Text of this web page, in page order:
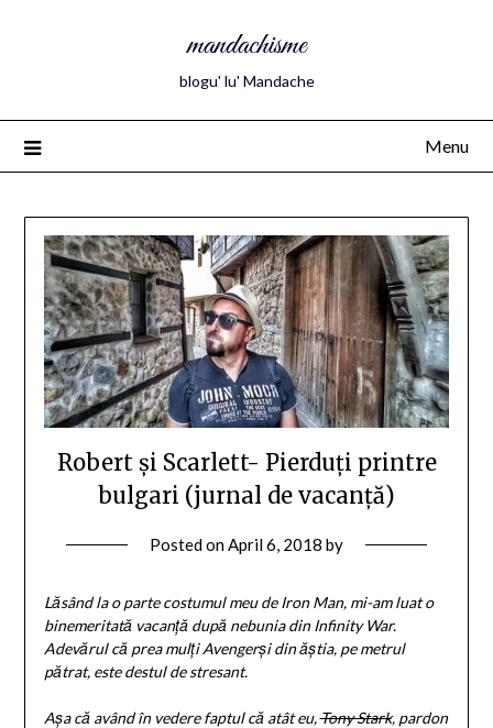
mandachisme
blogu' lu' Mandache
Menu
Robert și Scarlett- Pierduți printre
bulgari (jurnal de vacanță)
Posted on April 6, 2018 by
Lăsând la o parte costumul meu de Iron Man, mi-am luat o
binemeritată vacanță după nebunia din Infinity War.
Adevărul că prea mulți Avengerși din ăștia, pe metrul
pătrat, este destul de stresant.
Așa că având în vedere faptul că atât eu,Tony Stark, pardon